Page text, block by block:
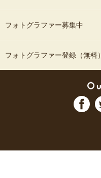
フォトグラファー募集中
フォトグラファー登録（無料）